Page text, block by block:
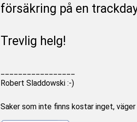
försäkring på en
Trevlig helg!
Robert Sladdowski :-)
Saker som inte finns kostar inget,